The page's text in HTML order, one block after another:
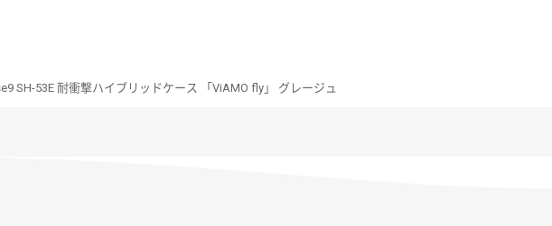
SH-53E 耐衝撃ハイブリッドケース 「ViAMO fly」 グレージュ